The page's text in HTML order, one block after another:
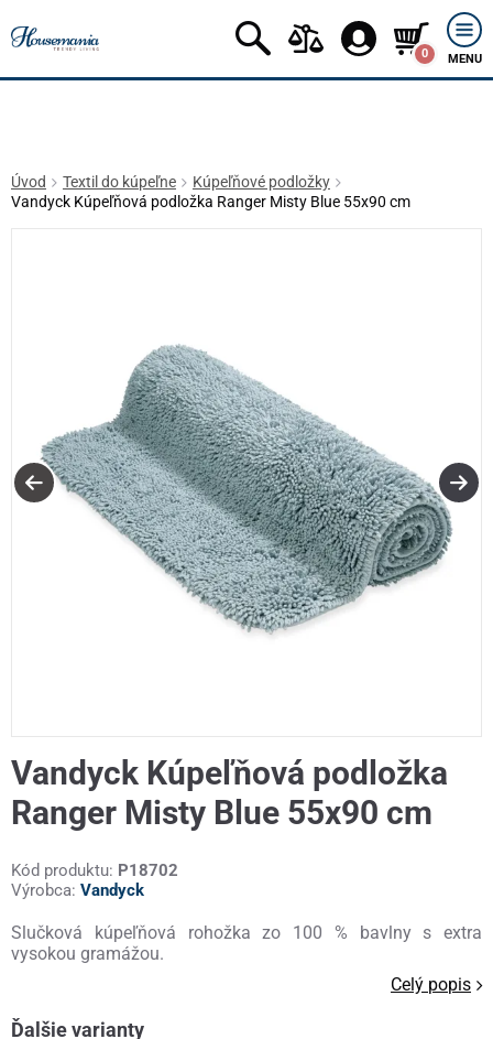
0 MENU
Úvod Textil do kúpeľne
Kúpeľňové podložky
Vandyck Kúpeľňová podložka Ranger Misty Blue 55x90 cm
Vandyck Kúpeľňová podložka
Ranger Misty Blue 55x90 cm
Kód produktu: P18702
Výrobca: Vandyck
Slučková kúpeľňová rohožka zo 100 % bavlny s extra
vysokou gramážou.
Celý popis
Ďalšie varianty